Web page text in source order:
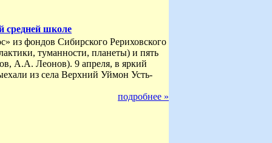
средней школе
из фондов Сибирского Рериховского
туманности, планеты) и пять
А.А. Леонов). 9 апреля, в яркий
из села Верхний Уймон Усть-
подробнее »